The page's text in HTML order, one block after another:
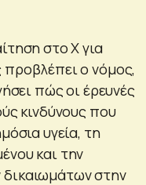
στο Χ για
ο νόμος,
πώς οι έρευνές
κινδύνους που
υγεία, τη
και την
στην